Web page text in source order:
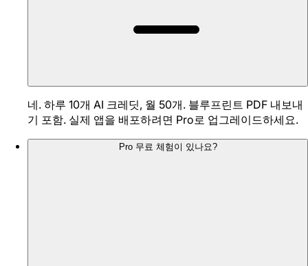
네. 하루 10개 AI 크레딧, 월 50개. 블루프린트 PDF 내보내
기 포함. 실제 앱을 배포하려면 Pro로 업그레이드하세요.
Pro 무료 체험이 있나요?